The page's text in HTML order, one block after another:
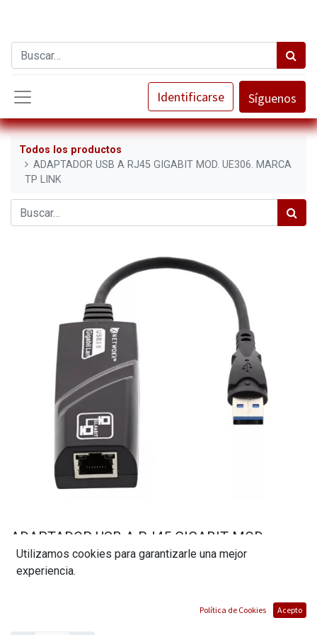
Identificarse Síguenos
Todos los productos
ADAPTADOR USB A RJ45 GIGABIT MOD. UE306. MARCA
TP LINK
ADAPTADOR USB A RJ45 GIGABIT MOD.
UE306. MARCA TP LINK
Utilizamos cookies para garantizarle una mejor
experiencia.
Política de Cookies Acepto